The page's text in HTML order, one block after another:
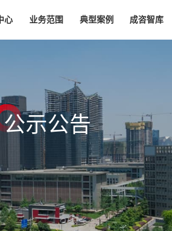
心 业务范围 典型案例 成咨智库
公示公告